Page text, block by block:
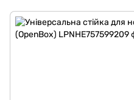
Що шукаєш?